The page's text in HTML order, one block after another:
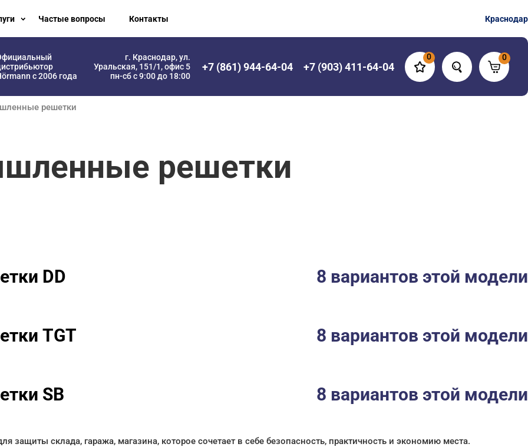
Частые вопросы Контакты Краснодар
с 2006 года
г. Краснодар, ул.
Уральская, 151/1, офис 5
пн-сб с 9:00 до 18:00
+7 (861) 944-64-04 +7 (903) 411-64-04
0 0
решетки
решетки
DD 8 вариантов этой модели
TGT 8 вариантов этой модели
SB 8 вариантов этой модели
склада, гаража, магазина, которое сочетает в себе безопасность, практичность и экономию места.